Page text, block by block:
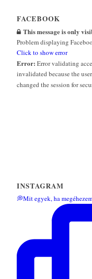
FACEBOOK
This message is only
Problem displaying
Click to show error
Error: Error validating
invalidated because the
changed the session for
INSTAGRAM
💭Mit egyek, ha